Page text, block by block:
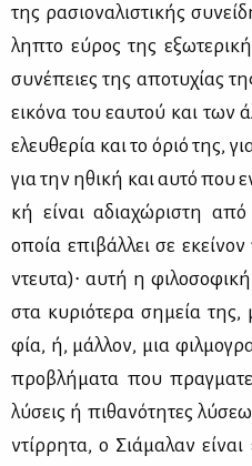
της ρα­σιο­να­λι­στι­κής
λη­πτο εύ­ρος της
συ­νέ­πειες της απο­τυ­χί­ας
ει­κό­να του εαυ­τού και των
ελευ­θε­ρία και το όριό της,
για την ηθι­κή και αυ­τό που
κή εί­ναι αδια­χώ­ρι­στη
οποία επι­βάλ­λει σε
ντευ­τα)∙ αυ­τή η
στα κυ­ριό­τε­ρα ση­μεία
φία, ή, μάλ­λον, μια
προ­βλή­μα­τα που
λύ­σεις ή πι­θα­νό­τη­τες
ντίρ­ρη­τα, ο Σιά­μα­λαν